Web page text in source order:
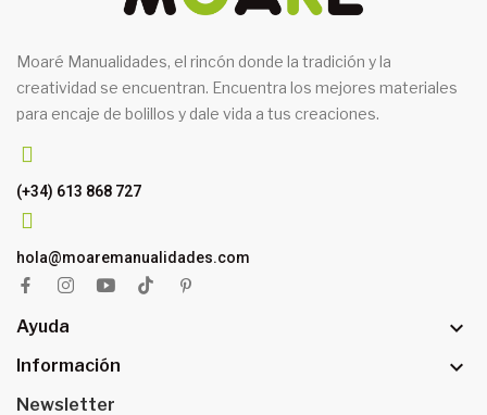
Moaré Manualidades, el rincón donde la tradición y la
creatividad se encuentran. Encuentra los mejores materiales
para encaje de bolillos y dale vida a tus creaciones.
(+34) 613 868 727
hola@moaremanualidades.com
Ayuda 
Información 
Newsletter